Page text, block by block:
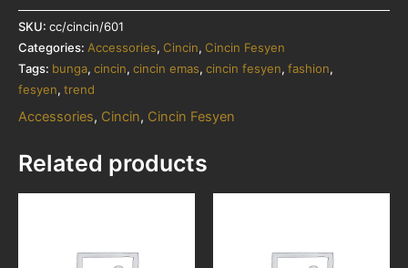
SKU: cc/cincin/601
Categories: Accessories, Cincin, Cincin Fesyen
Tags: bunga, cincin, cincin emas, cincin fesyen, fashion,
fesyen, trend
Accessories, Cincin, Cincin Fesyen
Related products